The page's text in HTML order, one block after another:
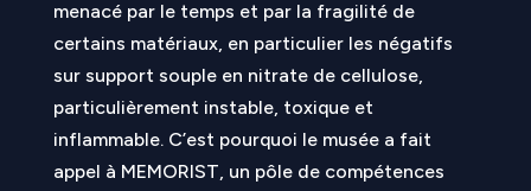
menacé par le temps et par la fragilité de
certains matériaux, en particulier les négatifs
sur support souple en nitrate de cellulose,
particulièrement instable, toxique et
inflammable. C’est pourquoi le musée a fait
appel à MEMORIST, un pôle de compétences